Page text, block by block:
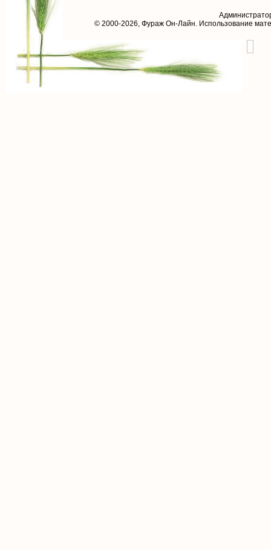
© 2000-2026, Фураж Он-Лайн. Использование